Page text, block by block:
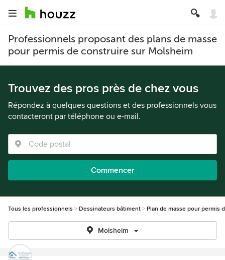
Professionnels proposant des plans de masse
pour permis de construire sur Molsheim
Trouvez des pros près de chez vous
Répondez à quelques questions et des professionnels vous
contacteront par téléphone ou e-mail.
Commencer
Tous les professionnels Dessinateurs bâtiment Plan de masse pour permis
Molsheim